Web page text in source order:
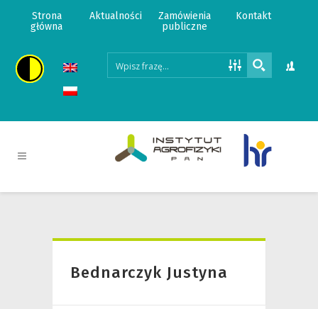
Strona
główna
Aktualności
Zamówienia
publiczne
Kontakt
Bednarczyk Justyna